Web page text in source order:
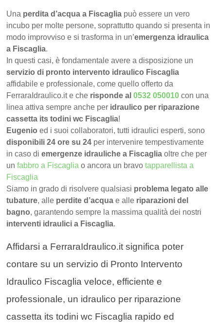
Una perdita d’acqua a Fiscaglia può essere un vero
incubo per molte persone, soprattutto quando si presenta in
modo improvviso e si trasforma in un’emergenza idraulica
a Fiscaglia.
In questi casi, è fondamentale avere a disposizione un
servizio di pronto intervento idraulico Fiscaglia
affidabile e professionale, come quello offerto da
FerraraIdraulico.it e che risponde al0532 050010 con una
linea attiva sempre anche per idraulico per riparazione
cassetta its todini wc Fiscaglia!
Eugenio ed i suoi collaboratori, tutti idraulici esperti, sono
disponibili 24 ore su 24 per intervenire tempestivamente
in caso diemergenze idrauliche a Fiscagliaoltre che per
unfabbro a Fiscaglia o ancora un bravotapparellista a
Fiscaglia
Siamo in grado di risolvere qualsiasi problema legato alle
tubature, alle perdite d’acqua e alle riparazioni del
bagno, garantendo sempre la massima qualità dei nostri
interventi idraulici a Fiscaglia.
Affidarsi a FerraraIdraulico.it significa poter
contare su un servizio di Pronto Intervento
Idraulico Fiscaglia veloce, efficiente e
professionale, un idraulico per riparazione
cassetta its todini wc Fiscaglia rapido ed